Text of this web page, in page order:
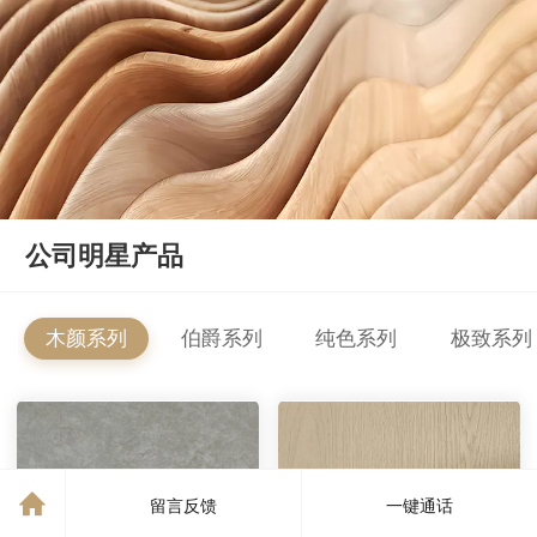
公司明星产品
木颜系列 伯爵系列 纯色系列 极致系列
留言反馈 一键通话